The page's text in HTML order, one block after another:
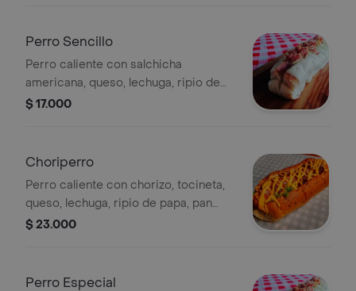
Perro Sencillo
Perro caliente con salchicha
americana, queso, lechuga, ripio de
papa, pan artesanal y salsa de tomate.
$ 17.000
Choriperro
Perro caliente con chorizo, tocineta,
queso, lechuga, ripio de papa, pan
artesanal y salsa de tomate.
$ 23.000
Perro Especial